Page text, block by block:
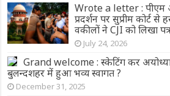
Wrote a letter : पीएम
प्रदर्शन पर सुप्रीम कोर्ट
वकीलों ने CJI को लिखा
July 24, 2026
Grand welcome : स्केटिंग कर
बुलन्दशहर में हुआ भव्य स्वागत ?
December 31, 2025